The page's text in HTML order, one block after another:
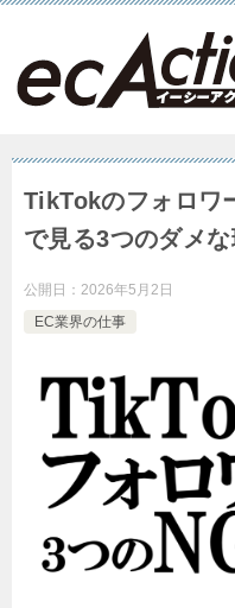
TikTokのフォロワ
で見る3つのダメ
公開日： 2026年5月2日
EC業界の仕事